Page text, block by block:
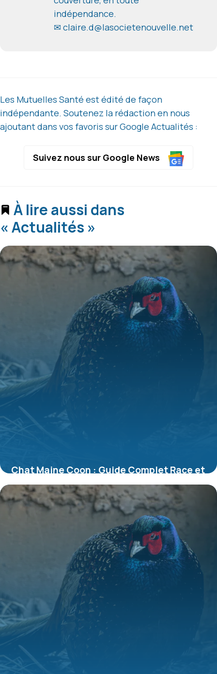
indépendance.
✉ claire.d@lasocietenouvelle.net
Les Mutuelles Santé est édité de façon
indépendante. Soutenez la rédaction en nous
ajoutant dans vos favoris sur Google Actualités :
Suivez nous sur Google News
À lire aussi dans
« Actualités »
Chat Maine Coon : Guide Complet Race et
Soins
10 juillet 2026